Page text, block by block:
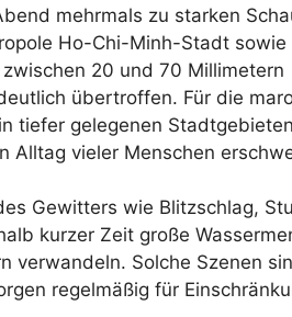
mehrmals zu starken
Ho-Chi-Minh-Stadt sowie
20 und 70 Millimetern
übertroffen. Für die
tiefer gelegenen
Alltag vieler Menschen
Gewitters wie Blitzschlag,
kurzer Zeit große
verwandeln. Solche Szenen
regelmäßig für